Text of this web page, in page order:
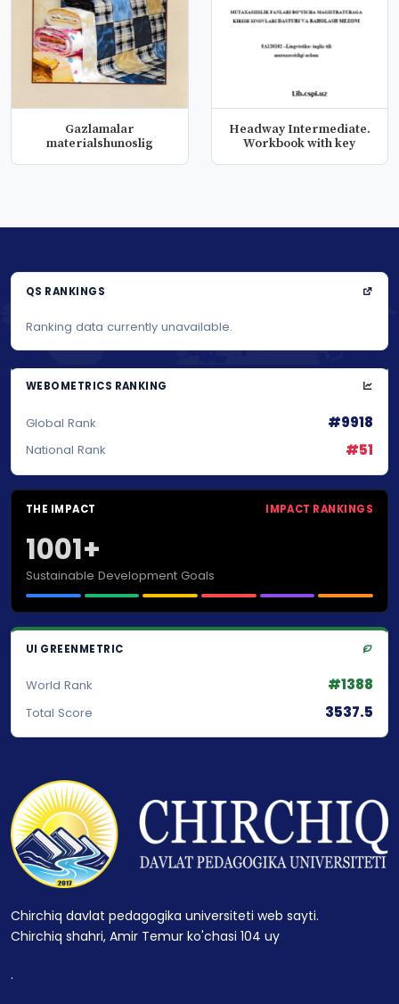
Gazlamalar
materialshunoslig
Headway Intermediate.
Workbook with key
QS RANKINGS
Ranking data currently unavailable.
WEBOMETRICS RANKING
Global Rank #9918
National Rank #51
THE IMPACT IMPACT RANKINGS
1001+
Sustainable Development Goals
UI GREENMETRIC
World Rank #1388
Total Score 3537.5
Chirchiq davlat pedagogika universiteti web sayti.
Chirchiq shahri, Amir Temur ko'chasi 104 uy
.